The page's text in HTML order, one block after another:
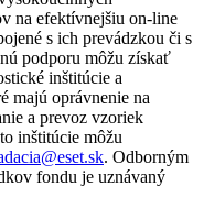
na efektívnejšiu on-line
s ich prevádzkou či s
podporu môžu získať
inštitúcie a
majú oprávnenie na
a prevoz vzoriek
inštitúcie môžu
. Odborným
fondu je uznávaný